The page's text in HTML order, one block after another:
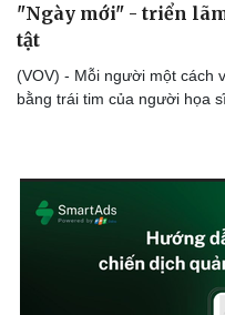
"Ngày mới" - triển
tật
(VOV) - Mỗi người một cách
bằng trái tim của người họa